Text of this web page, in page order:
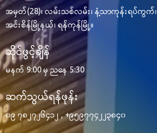
အမှတ်(28)၊ လမ်းသစ်လမ်း၊ နံ့သာကုန်းရပ်ကွက်၊
အင်းစိန်မြို့နယ်၊ ရန်ကုန်မြို့။
ဆိုင်ဖွင့်ချိန်
မနက် 9:00 မှ ညနေ 5:30
ဆက်သွယ်ရန်ဖုန်း
၀၉ ၇၈၂၇၂၆၄၁၂ ,+၉၅၉၇၇၄၂၂၃၈၄၀